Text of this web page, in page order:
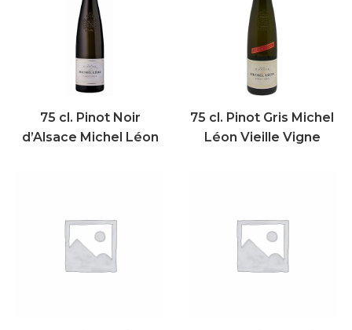
75 cl. Pinot Noir
d’Alsace Michel Léon
75 cl. Pinot Gris Michel
Léon Vieille Vigne